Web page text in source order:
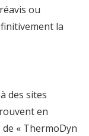
ou
la
des sites
en
« ThermoDyn